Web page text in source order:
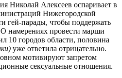
Николай Алексеев оспаривает в
Нижегородской
гей-парады, чтобы поддержать
намерениях провести марши
10 городов области, половина
уже ответила отрицательно.
мотивируют запретом
сексуальные отношения.